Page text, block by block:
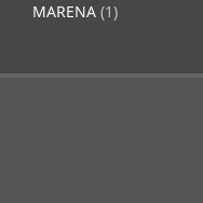
MARENA (1)